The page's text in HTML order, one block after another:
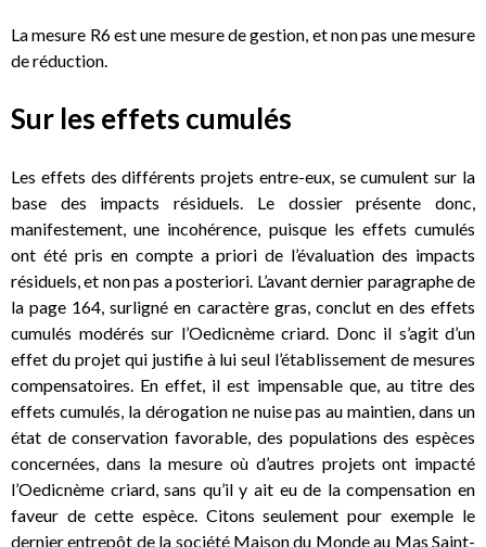
La mesure R6 est une mesure de gestion, et non pas une mesure
de réduction.
Sur les effets cumulés
Les effets des différents projets entre-eux, se cumulent sur la
base des impacts résiduels. Le dossier présente donc,
manifestement, une incohérence, puisque les effets cumulés
ont été pris en compte a priori de l’évaluation des impacts
résiduels, et non pas a posteriori. L’avant dernier paragraphe de
la page 164, surligné en caractère gras, conclut en des effets
cumulés modérés sur l’Oedicnème criard. Donc il s’agit d’un
effet du projet qui justifie à lui seul l’établissement de mesures
compensatoires. En effet, il est impensable que, au titre des
effets cumulés, la dérogation ne nuise pas au maintien, dans un
état de conservation favorable, des populations des espèces
concernées, dans la mesure où d’autres projets ont impacté
l’Oedicnème criard, sans qu’il y ait eu de la compensation en
faveur de cette espèce. Citons seulement pour exemple le
dernier entrepôt de la société Maison du Monde au Mas Saint-